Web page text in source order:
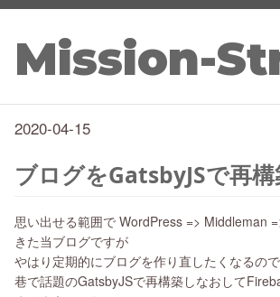
Mission-
2020-04-15
ブログをGatsbyJSで再
思い出せる範囲で WordPress => Middleman
きた当ブログですが
やはり定期的にブログを作り直したくなるの
巷で話題のGatsbyJSで再構築しなおして